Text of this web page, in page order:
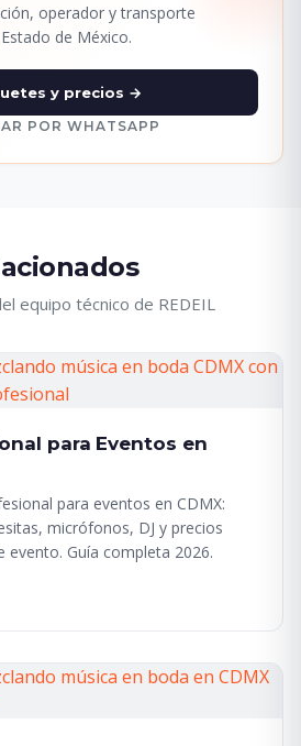
operador y transporte
de México.
y precios →
POR WHATSAPP
equipo técnico de REDEIL
para Eventos en
para eventos en CDMX:
micrófonos, DJ y precios
evento. Guía completa 2026.